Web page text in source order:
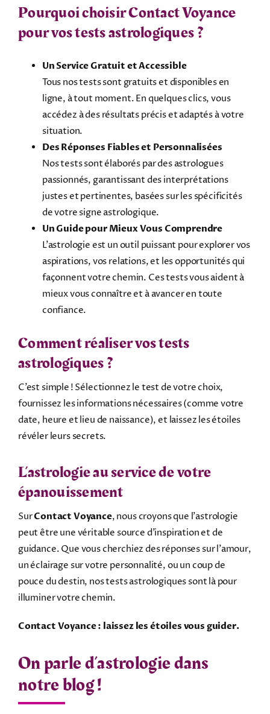
Pourquoi choisir Contact Voyance
pour vos tests astrologiques ?
Un Service Gratuit et Accessible
Tous nos tests sont gratuits et disponibles en
ligne, à tout moment. En quelques clics, vous
accédez à des résultats précis et adaptés à votre
situation.
Des Réponses Fiables et Personnalisées
Nos tests sont élaborés par des astrologues
passionnés, garantissant des interprétations
justes et pertinentes, basées sur les spécificités
de votre signe astrologique.
Un Guide pour Mieux Vous Comprendre
L’astrologie est un outil puissant pour explorer vos
aspirations, vos relations, et les opportunités qui
façonnent votre chemin. Ces tests vous aident à
mieux vous connaître et à avancer en toute
confiance.
Comment réaliser vos tests
astrologiques ?
C’est simple ! Sélectionnez le test de votre choix,
fournissez les informations nécessaires (comme votre
date, heure et lieu de naissance), et laissez les étoiles
révéler leurs secrets.
L’astrologie au service de votre
épanouissement
SurContact Voyance, nous croyons que l’astrologie
peut être une véritable source d’inspiration et de
guidance. Que vous cherchiez des réponses sur l’amour,
un éclairage sur votre personnalité, ou un coup de
pouce du destin, nos tests astrologiques sont là pour
illuminer votre chemin.
Contact Voyance : laissez les étoiles vous guider.
On parle d’astrologie dans
notre blog !